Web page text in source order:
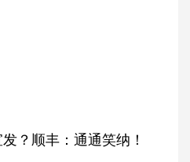
？顺丰：通通笑纳！